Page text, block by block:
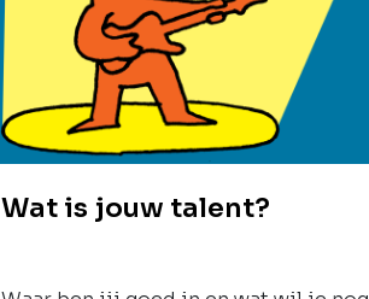
Wat is jouw talent?